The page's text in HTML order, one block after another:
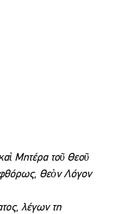
Μητέρα τοῦ Θεοῦ
Θεὸν Λόγον
λέγων τη